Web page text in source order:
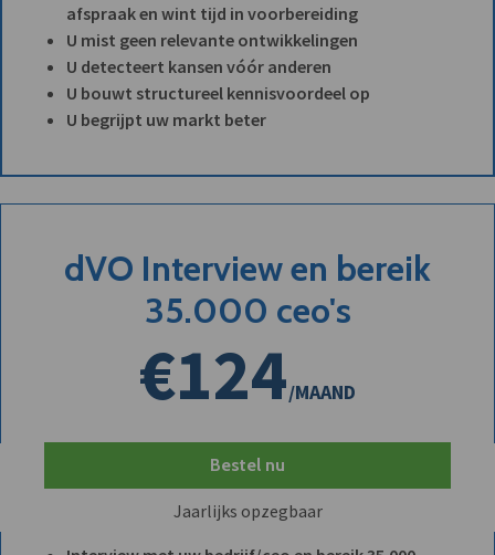
afspraak en wint tijd in voorbereiding
U mist geen relevante ontwikkelingen
U detecteert kansen vóór anderen
U bouwt structureel kennisvoordeel op
U begrijpt uw markt beter
dVO Interview en bereik
35.000 ceo's
€124/MAAND
Bestel nu
Jaarlijks opzegbaar